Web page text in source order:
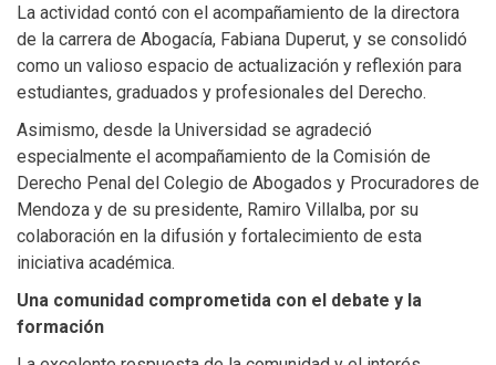
La actividad contó con el acompañamiento de la directora
de la carrera de Abogacía, Fabiana Duperut, y se consolidó
como un valioso espacio de actualización y reflexión para
estudiantes, graduados y profesionales del Derecho.
Asimismo, desde la Universidad se agradeció
especialmente el acompañamiento de la Comisión de
Derecho Penal del Colegio de Abogados y Procuradores de
Mendoza y de su presidente, Ramiro Villalba, por su
colaboración en la difusión y fortalecimiento de esta
iniciativa académica.
Una comunidad comprometida con el debate y la
formación